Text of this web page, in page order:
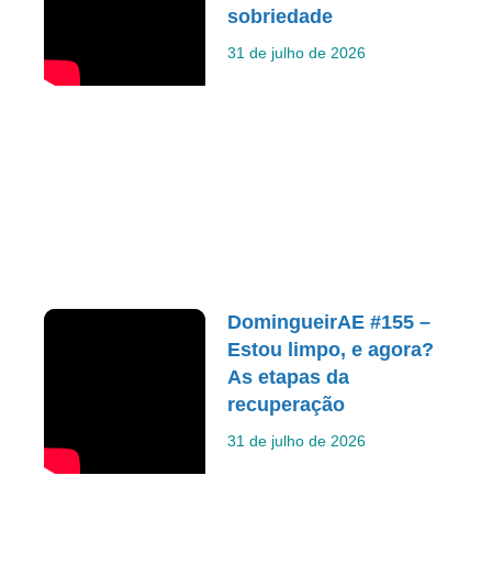
sobriedade
31 de julho de 2026
DomingueirAE #155 –
Estou limpo, e agora?
As etapas da
recuperação
31 de julho de 2026